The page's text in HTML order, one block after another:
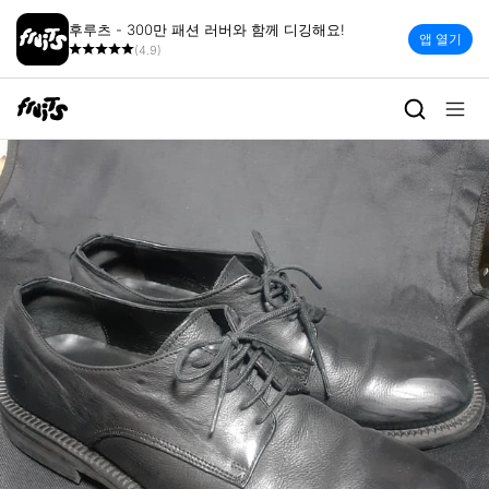
후루츠 - 300만 패션 러버와 함께 디깅해요!
(4.9)
앱 열기